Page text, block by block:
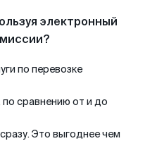
электронный
по перевозке
сравнению от и до
Это выгоднее чем